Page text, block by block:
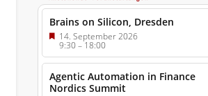
Brains on Silicon, Dresden
14. September 2026
9:30–18:00
Agentic Automation in Finance
Nordics Summit